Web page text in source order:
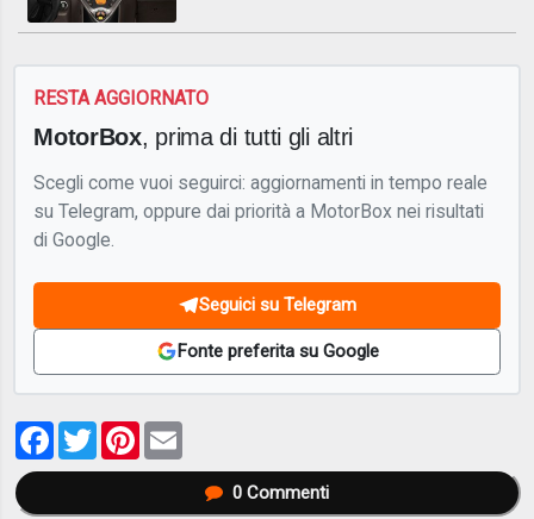
RESTA AGGIORNATO
MotorBox, prima di tutti gli altri
Scegli come vuoi seguirci: aggiornamenti in tempo reale
su Telegram, oppure dai priorità a MotorBox nei risultati
di Google.
Seguici su Telegram
Fonte preferita su Google
Facebook
TwitterPinterest
0Commenti